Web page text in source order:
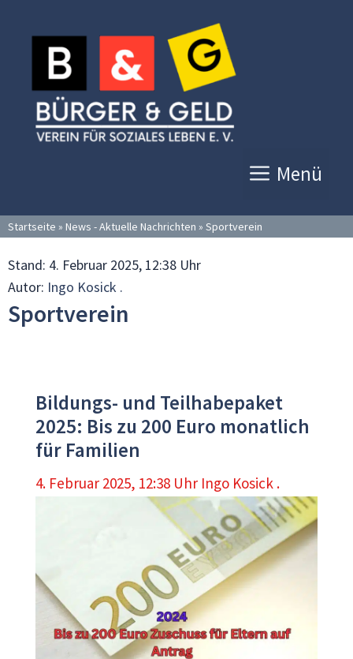
Inhalt
springen
Menü
Startseite » News - Aktuelle Nachrichten » Sportverein
Stand: 4. Februar 2025, 12:38 Uhr
Autor: Ingo Kosick .
Sportverein
Bildungs- und Teilhabepaket
2025: Bis zu 200 Euro monatlich
für Familien
4. Februar 2025, 12:38 Uhr Ingo Kosick .